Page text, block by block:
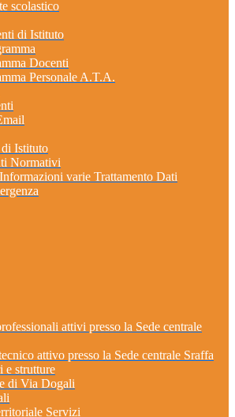
scolastico
di Istituto
Docenti
Personale A.T.A.
Istituto
Normativi
varie Trattamento Dati
attivi presso la Sede centrale
attivo presso la Sede centrale Sraffa
e strutture
di Via Dogali
Servizi